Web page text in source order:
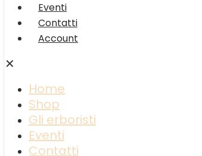
Eventi
Contatti
Account
✕
Home
Shop
Gli erboristi
Eventi
Contatti